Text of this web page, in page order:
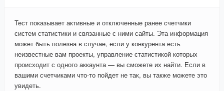
Тест показывает активные и отключенные ранее счетчики
систем статистики и связанные с ними сайты. Эта информация
может быть полезна в случае, если у конкурента есть
неизвестные вам проекты, управление статистикой которых
происходит с одного аккаунта — вы сможете их найти. Если в
вашими счетчиками что-то пойдет не так, вы также можете это
увидеть.